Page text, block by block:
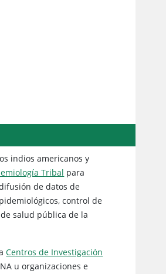
indios americanos y
Tribal para
de datos de
control de
salud pública de la
Centros de Investigación
u organizaciones e